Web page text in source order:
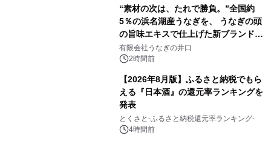
“素材の次は、たれで勝負。”全国約
5％の浜名湖産うなぎを、 うなぎの頭
の旨味エキスで仕上げた新ブランド
「井口の誉」誕生
有限会社うなぎの井口
2時間前
【2026年8月版】ふるさと納税でもら
える『日本酒』の還元率ランキングを
発表
とくさと-ふるさと納税還元率ランキング-
4時間前